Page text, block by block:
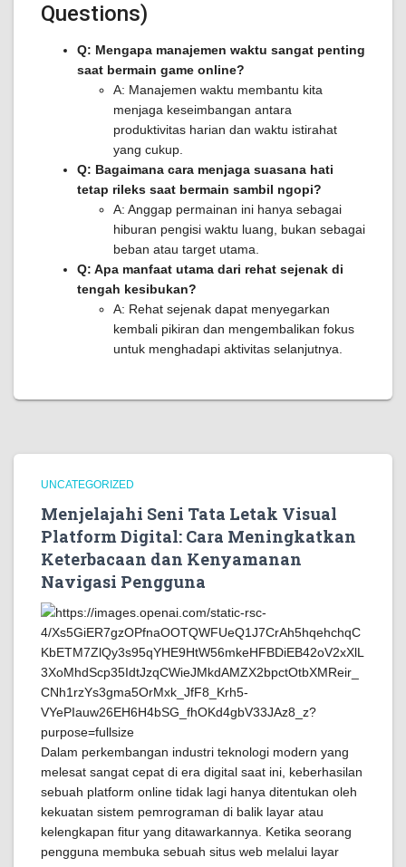
Questions)
Q: Mengapa manajemen waktu sangat penting
saat bermain game online?
A: Manajemen waktu membantu kita
menjaga keseimbangan antara
produktivitas harian dan waktu istirahat
yang cukup.
Q: Bagaimana cara menjaga suasana hati
tetap rileks saat bermain sambil ngopi?
A: Anggap permainan ini hanya sebagai
hiburan pengisi waktu luang, bukan sebagai
beban atau target utama.
Q: Apa manfaat utama dari rehat sejenak di
tengah kesibukan?
A: Rehat sejenak dapat menyegarkan
kembali pikiran dan mengembalikan fokus
untuk menghadapi aktivitas selanjutnya.
UNCATEGORIZED
Menjelajahi Seni Tata Letak Visual
Platform Digital: Cara Meningkatkan
Keterbacaan dan Kenyamanan
Navigasi Pengguna
Dalam perkembangan industri teknologi modern yang
melesat sangat cepat di era digital saat ini, keberhasilan
sebuah platform online tidak lagi hanya ditentukan oleh
kekuatan sistem pemrograman di balik layar atau
kelengkapan fitur yang ditawarkannya. Ketika seorang
pengguna membuka sebuah situs web melalui layar